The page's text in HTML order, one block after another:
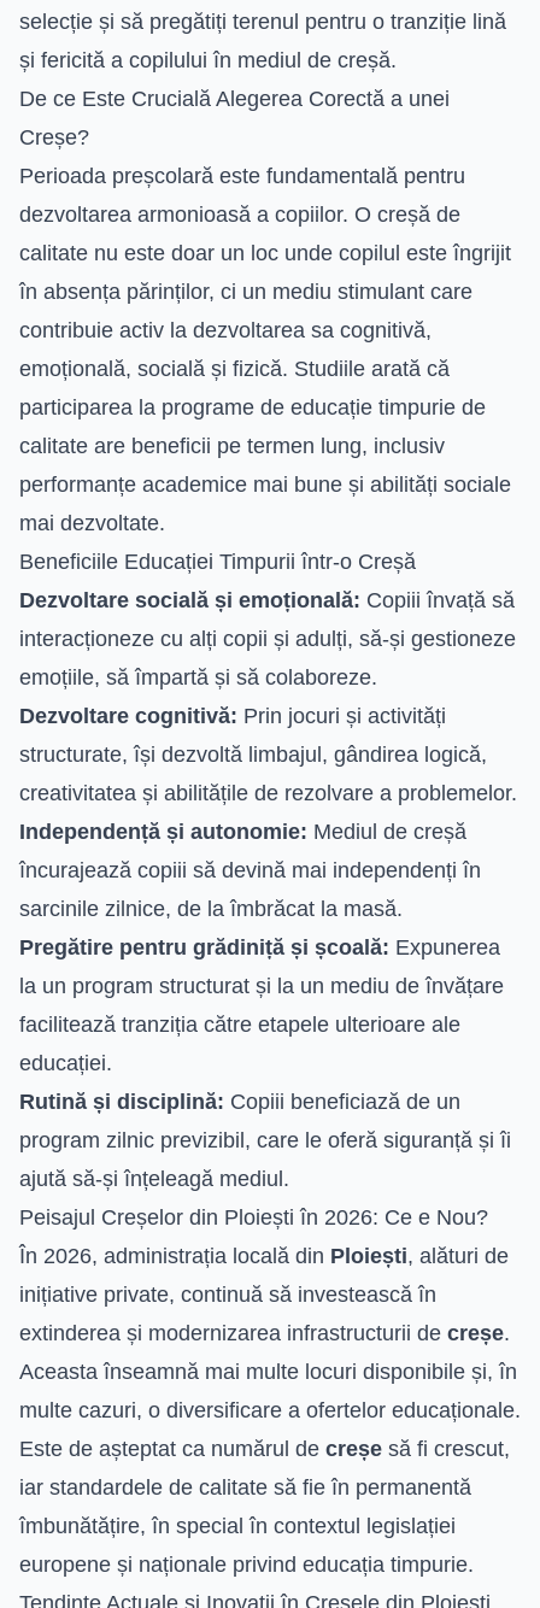
selecție și să pregătiți terenul pentru o tranziție lină
și fericită a copilului în mediul de creșă.
De ce Este Crucială Alegerea Corectă a unei
Creșe?
Perioada preșcolară este fundamentală pentru
dezvoltarea armonioasă a copiilor. O creșă de
calitate nu este doar un loc unde copilul este îngrijit
în absența părinților, ci un mediu stimulant care
contribuie activ la dezvoltarea sa cognitivă,
emoțională, socială și fizică. Studiile arată că
participarea la programe de educație timpurie de
calitate are beneficii pe termen lung, inclusiv
performanțe academice mai bune și abilități sociale
mai dezvoltate.
Beneficiile Educației Timpurii într-o Creșă
Dezvoltare socială și emoțională: Copiii învață să
interacționeze cu alți copii și adulți, să-și gestioneze
emoțiile, să împartă și să colaboreze.
Dezvoltare cognitivă: Prin jocuri și activități
structurate, își dezvoltă limbajul, gândirea logică,
creativitatea și abilitățile de rezolvare a problemelor.
Independență și autonomie: Mediul de creșă
încurajează copiii să devină mai independenți în
sarcinile zilnice, de la îmbrăcat la masă.
Pregătire pentru grădiniță și școală: Expunerea
la un program structurat și la un mediu de învățare
facilitează tranziția către etapele ulterioare ale
educației.
Rutină și disciplină: Copiii beneficiază de un
program zilnic previzibil, care le oferă siguranță și îi
ajută să-și înțeleagă mediul.
Peisajul Creșelor din Ploiești în 2026: Ce e Nou?
În 2026, administrația locală din Ploiești, alături de
inițiative private, continuă să investească în
extinderea și modernizarea infrastructurii de creșe.
Aceasta înseamnă mai multe locuri disponibile și, în
multe cazuri, o diversificare a ofertelor educaționale.
Este de așteptat ca numărul de creșe să fi crescut,
iar standardele de calitate să fie în permanentă
îmbunătățire, în special în contextul legislației
europene și naționale privind educația timpurie.
Tendințe Actuale și Inovații în Creșele din Ploiești